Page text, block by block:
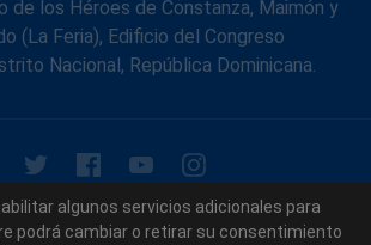
de los Héroes de Constanza, Maimón y
(La Feria), Edificio del Congreso
Nacional, República Dominicana.
Histórica del Senado de la República
Todos los derechos reservados.
algunos servicios adicionales para
podrá cambiar o retirar su consentimiento